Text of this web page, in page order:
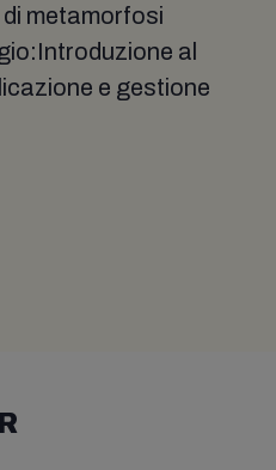
metamorfosi
al
e gestione